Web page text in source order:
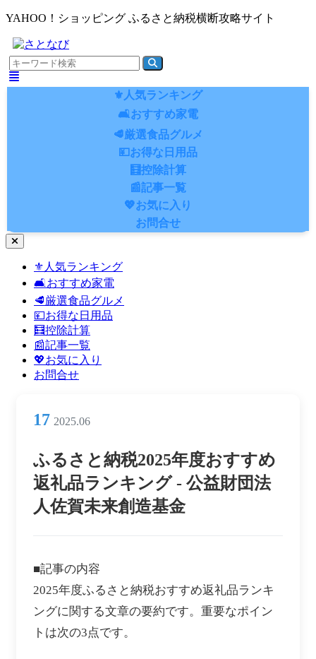
YAHOO！ショッピング ふるさと納税横断攻略サイト
⚜️人気ランキング
🛋️おすすめ家電
🥩厳選食品グルメ
💴お得な日用品
🧮控除計算
📰記事一覧
💖お気に入り
お問合せ
ナ
⚜️人気ランキング
🛋️おすすめ家電
🥩厳選食品グルメ
💴お得な日用品
🧮控除計算
📰記事一覧
💖お気に入り
お問合せ
17 2025.06
ふるさと納税2025年度おすすめ
返礼品ランキング - 公益財団法
人佐賀未来創造基金
■記事の内容
2025年度ふるさと納税おすすめ返礼品ランキ
ングに関する文章の要約です。重要なポイン
トは次の3点です。